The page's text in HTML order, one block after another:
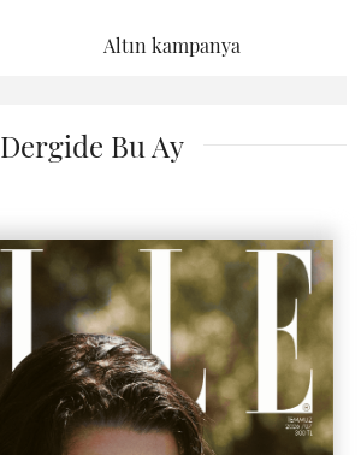
Altın kampanya
Dergide Bu Ay